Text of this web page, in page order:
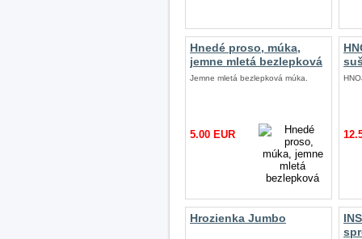
Hnedé proso, múka,
jemne mletá bezlepková
Jemne mletá bezlepková múka.
5.00 EUR
Hrozienka Jumbo